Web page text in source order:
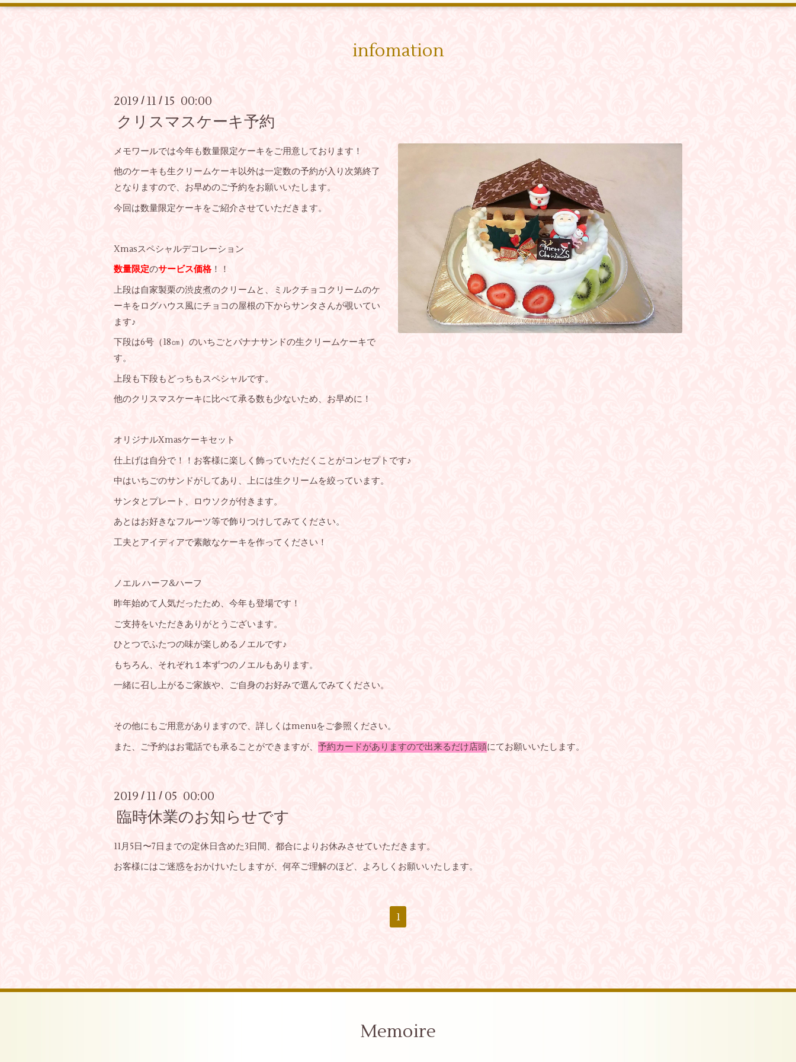
infomation
2019 / 11 / 15 00:00
クリスマスケーキ予約
メモワールでは今年も数量限定ケーキをご用意しております！
他のケーキも生クリームケーキ以外は一定数の予約が入り次第終了
となりますので、お早めのご予約をお願いいたします。
今回は数量限定ケーキをご紹介させていただきます。
Xmasスペシャルデコレーション
数量限定のサービス価格！！
上段は自家製栗の渋皮煮のクリームと、ミルクチョコクリームのケ
ーキをログハウス風にチョコの屋根の下からサンタさんが覗いてい
ます♪
下段は6号（18㎝）のいちごとバナナサンドの生クリームケーキで
す。
上段も下段もどっちもスペシャルです。
他のクリスマスケーキに比べて承る数も少ないため、お早めに！
オリジナルXmasケーキセット
仕上げは自分で！！お客様に楽しく飾っていただくことがコンセプトです♪
中はいちごのサンドがしてあり、上には生クリームを絞っています。
サンタとプレート、ロウソクが付きます。
あとはお好きなフルーツ等で飾りつけしてみてください。
工夫とアイディアで素敵なケーキを作ってください！
ノエル ハーフ&ハーフ
昨年始めて人気だったため、今年も登場です！
ご支持をいただきありがとうございます。
ひとつでふたつの味が楽しめるノエルです♪
もちろん、それぞれ１本ずつのノエルもあります。
一緒に召し上がるご家族や、ご自身のお好みで選んでみてください。
その他にもご用意がありますので、詳しくはmenuをご参照ください。
また、ご予約はお電話でも承ることができますが、 予約カードがありますので出来るだけ店頭にてお願いいたします。
2019 / 11 / 05 00:00
臨時休業のお知らせです
11月5日〜7日までの定休日含めた3日間、都合によりお休みさせていただきます。
お客様にはご迷惑をおかけいたしますが、何卒ご理解のほど、よろしくお願いいたします。
1
Memoire